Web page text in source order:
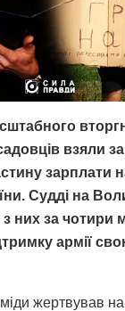
взяли
зарплати
Судді на
них за чотири
армії
жертвував